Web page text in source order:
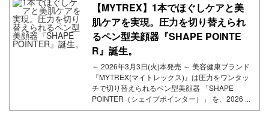
【MYTREX】1本でほぐしケアと美
肌ケアを実現。圧力を切り替えられ
るペン型美顔器『SHAPE POINTE
R』誕生。
～ 2026年3月3日(火)本発売 ～ 美容健康ブランド
『MYTREX(マイトレックス)』は圧力をワンタッ
チで切り替えられるペン型美顔器 「SHAPE
POINTER（シェイプポインター）」 を、2026 ...